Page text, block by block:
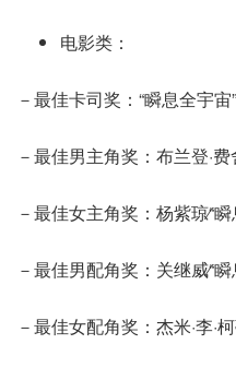
电影类：
－最佳卡司奖：“瞬息全宇宙”
－最佳男主角奖：布兰登·费
－最佳女主角奖：杨紫琼∕“
－最佳男配角奖：关继威∕“
－最佳女配角奖：杰米·李·